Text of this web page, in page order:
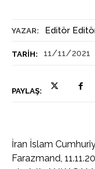
YAZAR: Editör
TARIH: 11/11/2021
PAYLAŞ:
İran İslam
Farazmand,